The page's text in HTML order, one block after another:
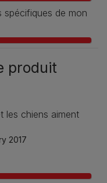
spécifiques de mon
produit
les chiens aiment
2017